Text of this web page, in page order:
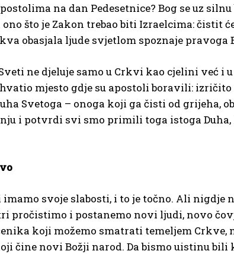
na dan Pedesetnice? Bog se uz
što je Zakon trebao biti Izraelcima: čistit
obasjala ljude svjetlom spoznaje
ne djeluje samo u Crkvi kao cjelini već
mjesto gdje su apostoli boravili:
Svetoga – onoga koji ga čisti od grijeha,
i potvrdi svi smo primili toga istoga
svoje slabosti, i to je točno. Ali nigdje
pročistimo i postanemo novi ljudi, novo
koji možemo smatrati temeljem
čine novi Božji narod. Da bismo uistinu bili